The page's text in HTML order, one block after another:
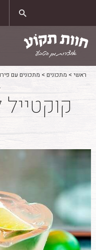
content
ראשי > מתכונים > מתכונים עם